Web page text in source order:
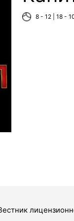
8 - 12 | 18 -